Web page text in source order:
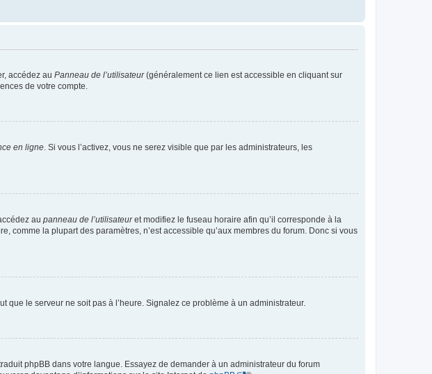
accédez au Panneau de l’utilisateur(généralement ce lien est accessible en cliquant sur
de votre compte.
en ligne. Si vous l’activez, vous ne serez visible que par les administrateurs, les
au panneau de l’utilisateuret modifiez le fuseau horaire afin qu’il corresponde à la
comme la plupart des paramètres, n’est accessible qu’aux membres du forum. Donc si vous
que le serveur ne soit pas à l’heure. Signalez ce problème à un administrateur.
phpBB dans votre langue. Essayez de demander à un administrateur du forum